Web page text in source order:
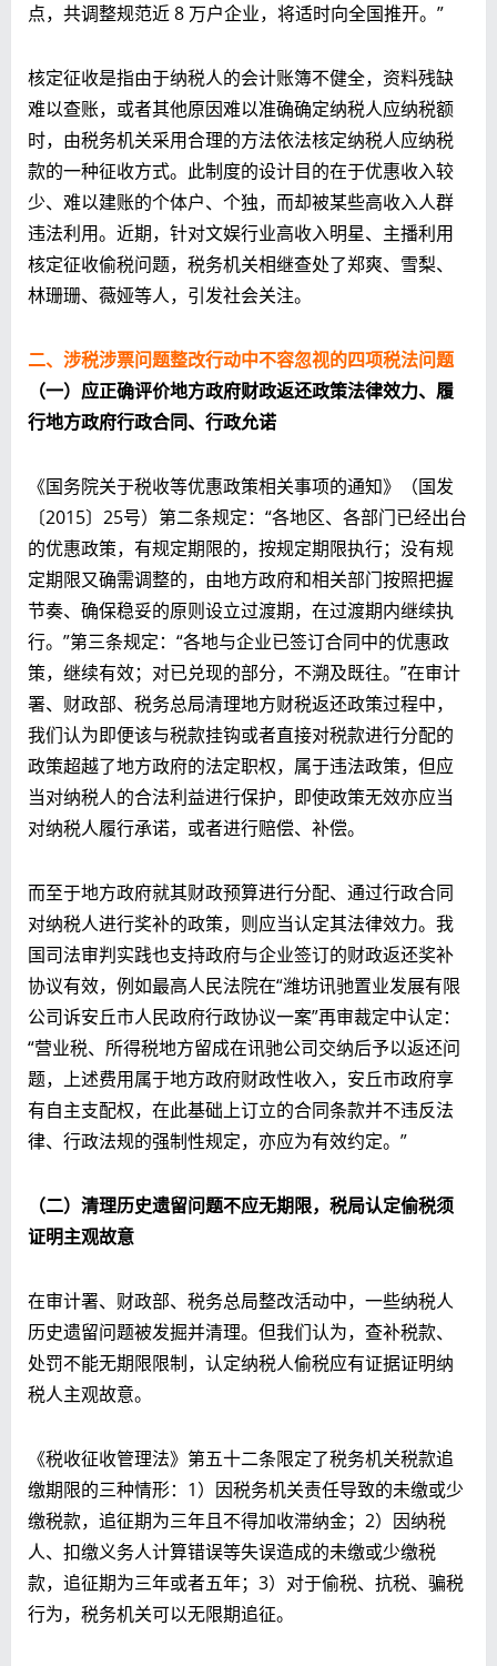
点，共调整规范近 8 万户企业，将适时向全国推开。”
核定征收是指由于纳税人的会计账簿不健全，资料残缺
难以查账，或者其他原因难以准确确定纳税人应纳税额
时，由税务机关采用合理的方法依法核定纳税人应纳税
款的一种征收方式。此制度的设计目的在于优惠收入较
少、难以建账的个体户、个独，而却被某些高收入人群
违法利用。近期，针对文娱行业高收入明星、主播利用
核定征收偷税问题，税务机关相继查处了郑爽、雪梨、
林珊珊、薇娅等人，引发社会关注。
二、涉税涉票问题整改行动中不容忽视的四项税法问题
（一）应正确评价地方政府财政返还政策法律效力、履
行地方政府行政合同、行政允诺
《国务院关于税收等优惠政策相关事项的通知》（国发
〔2015〕25号）第二条规定：“各地区、各部门已经出台
的优惠政策，有规定期限的，按规定期限执行；没有规
定期限又确需调整的，由地方政府和相关部门按照把握
节奏、确保稳妥的原则设立过渡期，在过渡期内继续执
行。”第三条规定：“各地与企业已签订合同中的优惠政
策，继续有效；对已兑现的部分，不溯及既往。”在审计
署、财政部、税务总局清理地方财税返还政策过程中，
我们认为即便该与税款挂钩或者直接对税款进行分配的
政策超越了地方政府的法定职权，属于违法政策，但应
当对纳税人的合法利益进行保护，即使政策无效亦应当
对纳税人履行承诺，或者进行赔偿、补偿。
而至于地方政府就其财政预算进行分配、通过行政合同
对纳税人进行奖补的政策，则应当认定其法律效力。我
国司法审判实践也支持政府与企业签订的财政返还奖补
协议有效，例如最高人民法院在“潍坊讯驰置业发展有限
公司诉安丘市人民政府行政协议一案”再审裁定中认定：
“营业税、所得税地方留成在讯驰公司交纳后予以返还问
题，上述费用属于地方政府财政性收入，安丘市政府享
有自主支配权，在此基础上订立的合同条款并不违反法
律、行政法规的强制性规定，亦应为有效约定。”
（二）清理历史遗留问题不应无期限，税局认定偷税须
证明主观故意
在审计署、财政部、税务总局整改活动中，一些纳税人
历史遗留问题被发掘并清理。但我们认为，查补税款、
处罚不能无期限限制，认定纳税人偷税应有证据证明纳
税人主观故意。
《税收征收管理法》第五十二条限定了税务机关税款追
缴期限的三种情形：1）因税务机关责任导致的未缴或少
缴税款，追征期为三年且不得加收滞纳金；2）因纳税
人、扣缴义务人计算错误等失误造成的未缴或少缴税
款，追征期为三年或者五年；3）对于偷税、抗税、骗税
行为，税务机关可以无限期追征。